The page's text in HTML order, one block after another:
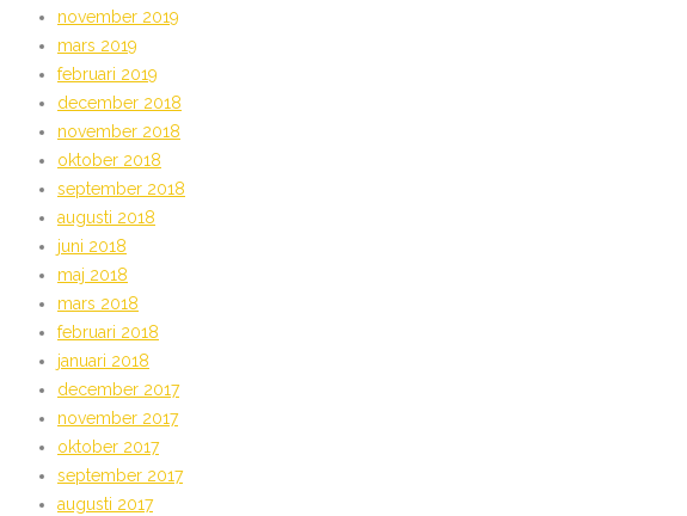
november 2019
mars 2019
februari 2019
december 2018
november 2018
oktober 2018
september 2018
augusti 2018
juni 2018
maj 2018
mars 2018
februari 2018
januari 2018
december 2017
november 2017
oktober 2017
september 2017
augusti 2017